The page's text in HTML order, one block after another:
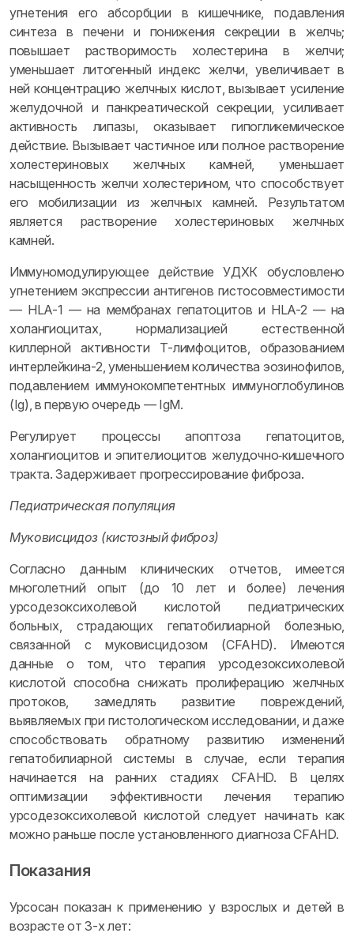
угнетения его абсорбции в кишечнике, подавления
синтеза в печени и понижения секреции в желчь;
повышает растворимость холестерина в желчи;
уменьшает литогенный индекс желчи, увеличивает в
ней концентрацию желчных кислот, вызывает усиление
желудочной и панкреатической секреции, усиливает
активность липазы, оказывает гипогликемическое
действие. Вызывает частичное или полное растворение
холестериновых желчных камней, уменьшает
насыщенность желчи холестерином, что способствует
его мобилизации из желчных камней. Результатом
является растворение холестериновых желчных
камней.
Иммуномодулирующее действие УДХК обусловлено
угнетением экспрессии антигенов гистосовместимости
— HLA-1 — на мембранах гепатоцитов и HLA-2 — на
холангиоцитах, нормализацией естественной
киллерной активности Т-лимфоцитов, образованием
интерлейкина-2, уменьшением количества эозинофилов,
подавлением иммунокомпетентных иммуноглобулинов
(Ig), в первую очередь — IgM.
Регулирует процессы апоптоза гепатоцитов,
холангиоцитов и эпителиоцитов желудочно‑кишечного
тракта. Задерживает прогрессирование фиброза.
Педиатрическая популяция
Муковисцидоз (кистозный фиброз)
Согласно данным клинических отчетов, имеется
многолетний опыт (до 10 лет и более) лечения
урсодезоксихолевой кислотой педиатрических
больных, страдающих гепатобилиарной болезнью,
связанной с муковисцидозом (CFAHD). Имеются
данные о том, что терапия урсодезоксихолевой
кислотой способна снижать пролиферацию желчных
протоков, замедлять развитие повреждений,
выявляемых при гистологическом исследовании, и даже
способствовать обратному развитию изменений
гепатобилиарной системы в случае, если терапия
начинается на ранних стадиях CFAHD. В целях
оптимизации эффективности лечения терапию
урсодезоксихолевой кислотой следует начинать как
можно раньше после установленного диагноза CFAHD.
Показания
Урсосан показан к применению у взрослых и детей в
возрасте от 3-х лет: